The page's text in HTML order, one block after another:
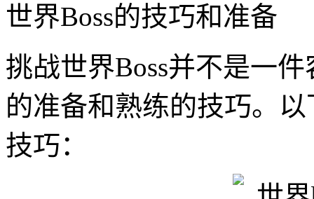
世界Boss的技巧和准备
挑战世界Boss并不是一
的准备和熟练的技巧。
技巧：